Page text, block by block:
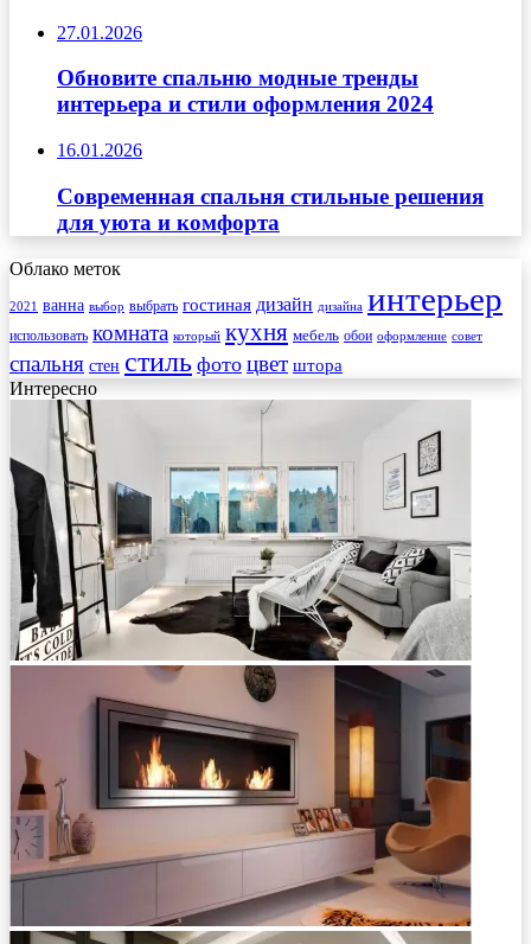
27.01.2026
Обновите спальню модные тренды
интерьера и стили оформления 2024
16.01.2026
Современная спальня стильные решения
для уюта и комфорта
Облако меток
2021 ванна выбор выбрать гостиная дизайн дизайна интерьер
использовать комната который кухня мебель обои оформление совет
спальня стен стиль фото цвет штора
Интересно